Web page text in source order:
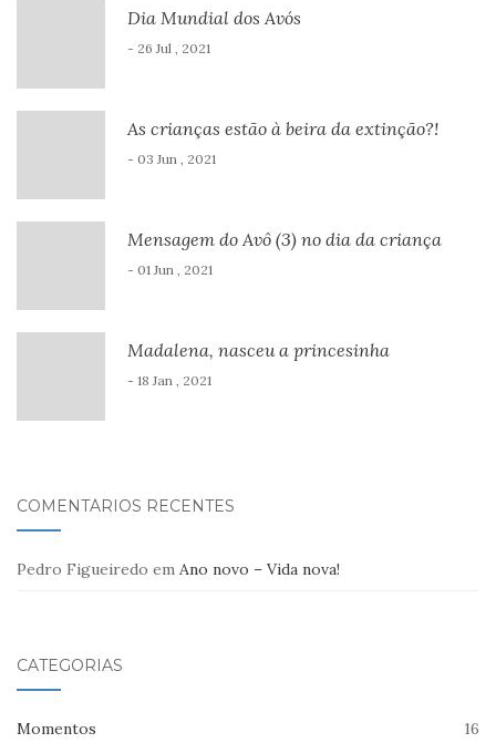
Dia Mundial dos Avós
- 26 Jul , 2021
As crianças estão à beira da extinção?!
- 03 Jun , 2021
Mensagem do Avô (3) no dia da criança
- 01 Jun , 2021
Madalena, nasceu a princesinha
- 18 Jan , 2021
COMENTÁRIOS RECENTES
Pedro Figueiredo em Ano novo – Vida nova!
CATEGORIAS
Momentos 16